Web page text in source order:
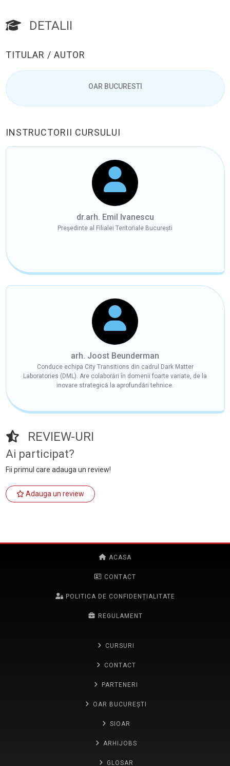
DETALII
TITULAR / AUTOR
OAR BUCURESTI
INSTRUCTORII CURSULUI
dr.arh. Emil Ivanescu
Președinte al Filialei Teritoriale București
arh. Joost Beunderman
Conduce echipa City Transitions din cadrul Dark Matter
Laboratories (DML). Are colaborări în domenii foarte variate, de la
inovare strategică la aprofundări tehnice.
REVIEW-URI
Ai participat?
Fii primul care adauga un review!
Adauga un review
ACASA
CONTACT
POLITICA DE CONFIDENȚIALITATE
REGULAMENT
CURSURI
CONTACT
PARTENERI
OAR BUCUREȘTI
SIOAR
ARHIJOBS
GLOSAR